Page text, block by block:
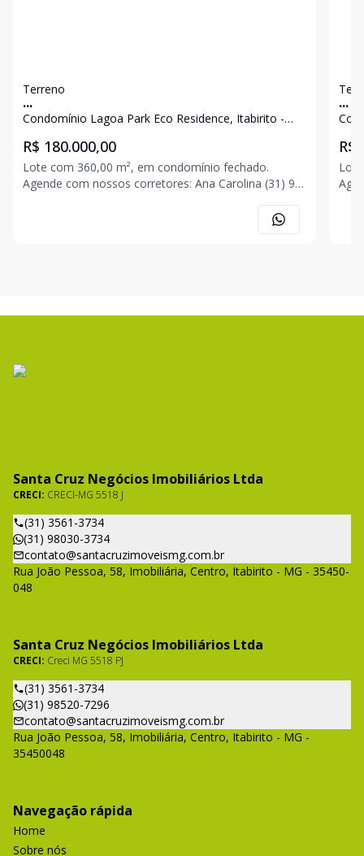
Terreno
...
Condomínio Lagoa Park Eco Residence, Itabirito -
R$ 180.000,00
Lote com 360,00 m², em condomínio fechado.
Agende com nossos corretores: Ana Carolina (31) 9
...
R$
Santa Cruz Negócios Imobiliários Ltda
CRECI: CRECI-MG 5518 J
(31) 3561-3734
(31) 98030-3734
contato@santacruzimoveismg.com.br
Rua João Pessoa, 58, Imobiliária, Centro, Itabirito - MG - 35450-
048
Santa Cruz Negócios Imobiliários Ltda
CRECI: Creci MG 5518 PJ
(31) 3561-3734
(31) 98520-7296
contato@santacruzimoveismg.com.br
Rua João Pessoa, 58, Imobiliária, Centro, Itabirito - MG -
35450048
Navegação rápida
Home
Sobre nós